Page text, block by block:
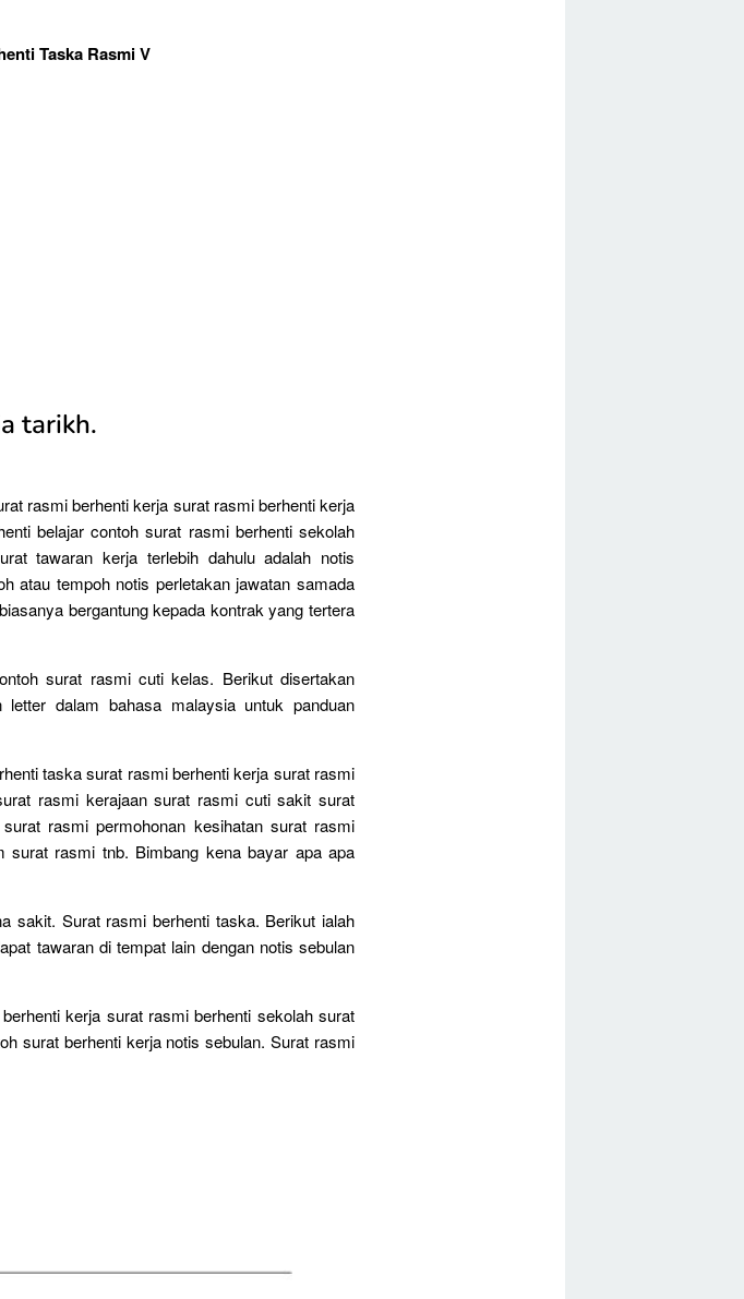
Taska Rasmi V
tarikh.
rasmi berhenti kerja surat rasmi berhenti kerja
belajar contoh surat rasmi berhenti sekolah
tawaran kerja terlebih dahulu adalah notis
atau tempoh notis perletakan jawatan samada
bergantung kepada kontrak yang tertera
surat rasmi cuti kelas. Berikut disertakan
dalam bahasa malaysia untuk panduan
taska surat rasmi berhenti kerja surat rasmi
rasmi kerajaan surat rasmi cuti sakit surat
rasmi permohonan kesihatan surat rasmi
rasmi tnb. Bimbang kena bayar apa apa
sakit. Surat rasmi berhenti taska. Berikut ialah
tawaran di tempat lain dengan notis sebulan
kerja surat rasmi berhenti sekolah surat
surat berhenti kerja notis sebulan. Surat rasmi